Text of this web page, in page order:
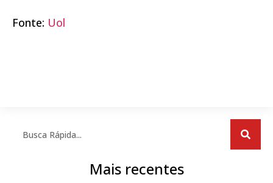
Fonte: Uol
Mais recentes